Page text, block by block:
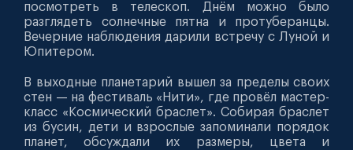
посмотреть в телескоп. Днём можно было
разглядеть солнечные пятна и протуберанцы.
Вечерние наблюдения дарили встречу с Луной и
Юпитером.
В выходные планетарий вышел за пределы своих
стен — на фестиваль «Нити», где провёл мастер-
класс «Космический браслет». Собирая браслет
из бусин, дети и взрослые запоминали порядок
планет, обсуждали их размеры, цвета и